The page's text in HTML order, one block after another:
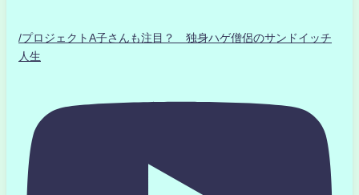
/プロジェクトA子さんも注目？ 独身ハゲ僧侶のサンドイッチ
人生